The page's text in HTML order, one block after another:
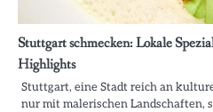
Stuttgart schmecken: Lokale
Highlights
Stuttgart, eine Stadt reich an
nur mit malerischen Landschaften,